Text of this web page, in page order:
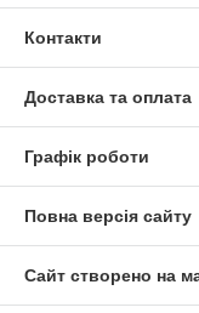
Контакти
Доставка та оплата
Графік роботи
Повна версія сайту
Сайт створено на